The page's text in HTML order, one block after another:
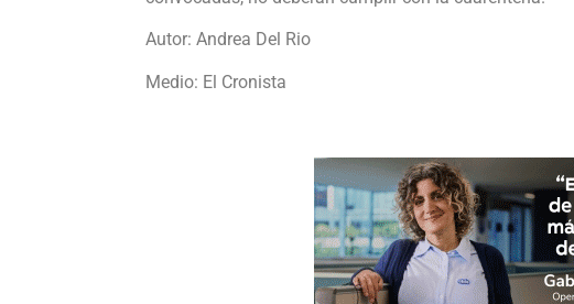
Autor: Andrea Del Rio
Medio: El Cronista